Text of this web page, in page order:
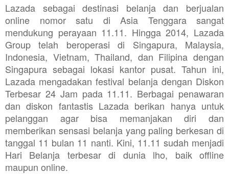
Lazada sebagai destinasi belanja dan berjualan
online nomor satu di Asia Tenggara sangat
mendukung perayaan 11.11. Hingga 2014, Lazada
Group telah beroperasi di Singapura, Malaysia,
Indonesia, Vietnam, Thailand, dan Filipina dengan
Singapura sebagai lokasi kantor pusat. Tahun ini,
Lazada mengadakan festival belanja dengan Diskon
Terbesar 24 Jam pada 11.11. Berbagai penawaran
dan diskon fantastis Lazada berikan hanya untuk
pelanggan agar bisa memanjakan diri dan
memberikan sensasi belanja yang paling berkesan di
tanggal 11 bulan 11 nanti. Kini, 11.11 sudah menjadi
Hari Belanja terbesar di dunia lho, baik offline
maupun online.